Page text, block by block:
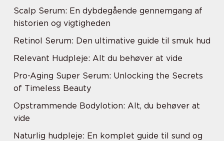
Scalp Serum: En dybdegående gennemgang af
historien og vigtigheden
Retinol Serum: Den ultimative guide til smuk hud
Relevant Hudpleje: Alt du behøver at vide
Pro-Aging Super Serum: Unlocking the Secrets
of Timeless Beauty
Opstrammende Bodylotion: Alt, du behøver at
vide
Naturlig hudpleje: En komplet guide til sund og